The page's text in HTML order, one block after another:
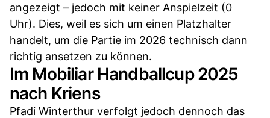
angezeigt – jedoch mit keiner Anspielzeit (0
Uhr). Dies, weil es sich um einen Platzhalter
handelt, um die Partie im 2026 technisch dann
richtig ansetzen zu können.
Im Mobiliar Handballcup 2025
nach Kriens
Pfadi Winterthur verfolgt jedoch dennoch das